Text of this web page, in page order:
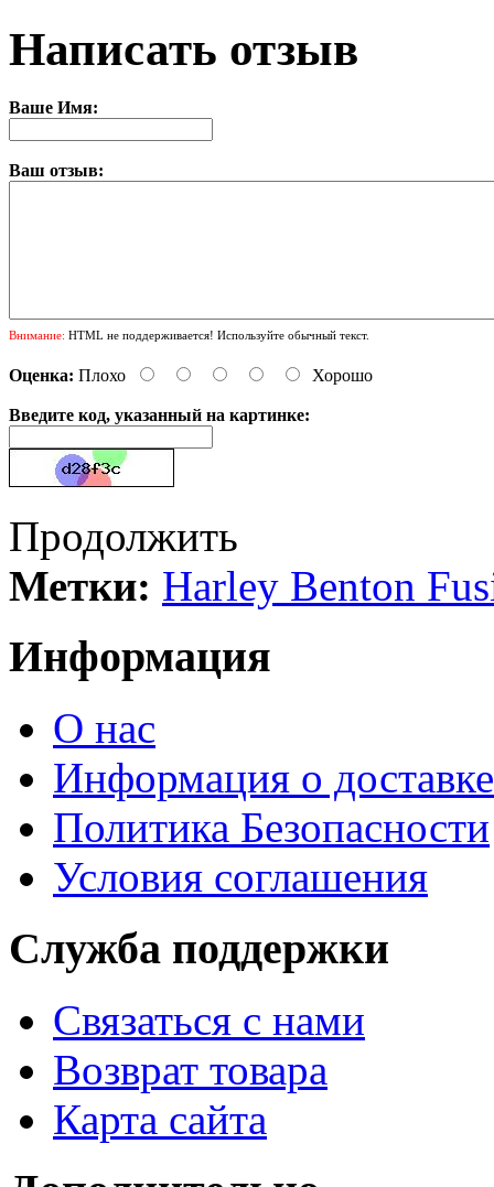
Написать отзыв
Ваше Имя:
Ваш отзыв:
Внимание: HTML не поддерживается! Используйте обычный текст.
Оценка: Плохо Хорошо
Введите код, указанный на картинке:
Продолжить
Метки: Harley Benton
Информация
О нас
Информация о доставке
Политика Безопасности
Условия соглашения
Служба поддержки
Связаться с нами
Возврат товара
Карта сайта